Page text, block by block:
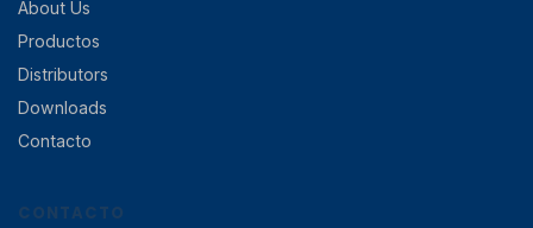
About Us
Productos
Distributors
Downloads
Contacto
CONTACTO